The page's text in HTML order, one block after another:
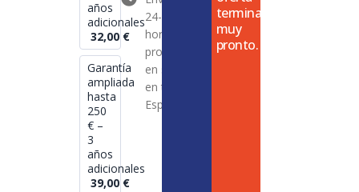
años
adicionales
32,00 €
Garantía
ampliada
hasta
250
€ –
3
años
adicionales
39,00 €
24-72
horas en
productos
en stock
en toda
España
termina
muy
pronto.